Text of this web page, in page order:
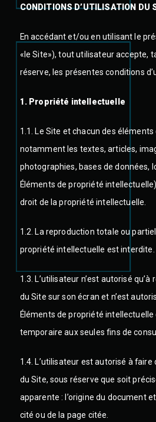
CONDITIONS D’UTILISATION DU
En accédant et/ou en utilisant le
«le Site»), tout utilisateur accepte,
réserve, les présentes conditions
1. Propriété intellectuelle
1.1. Le Site et chacun des
notamment les textes, articles,
photographies, bases de données,
Éléments de propriété
droit de la propriété intellectuelle.
1.2. La reproduction totale ou
propriété intellectuelle est interdite.
1.3. L’utilisateur n’est autorisé
du Site sur son écran et n’est
Éléments de propriété intellectuelle
temporaire aux seules fins de
1.4. L’utilisateur est autorisé à
du Site, sous réserve que soit
apparente : l’origine du document
cité ou de la page citée.